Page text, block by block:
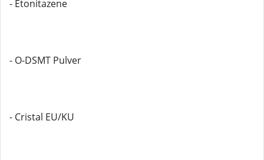
- Etonitazene
- O-DSMT Pulver
- Cristal EU/KU